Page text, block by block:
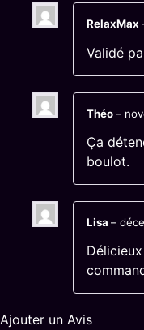
RelaxMax
Validé
Théo–
Ça
boulot.
Lisa –
Ajouter un Avis